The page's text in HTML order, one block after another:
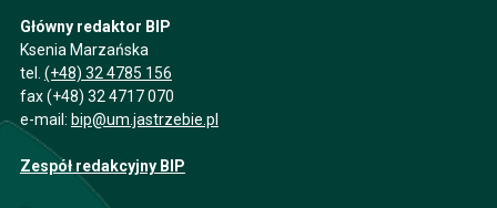
Główny redaktor BIP
Ksenia Marzańska
tel. (+48) 32 4785 156
fax (+48) 32 4717 070
e-mail: bip@um.jastrzebie.pl
Zespół redakcyjny BIP